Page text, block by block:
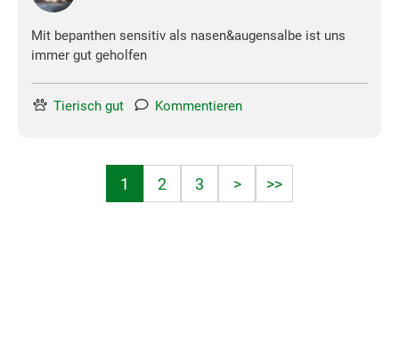
Mit bepanthen sensitiv als nasen&augensalbe ist uns
immer gut geholfen
Tierisch gut Kommentieren
1 2 3 > >>